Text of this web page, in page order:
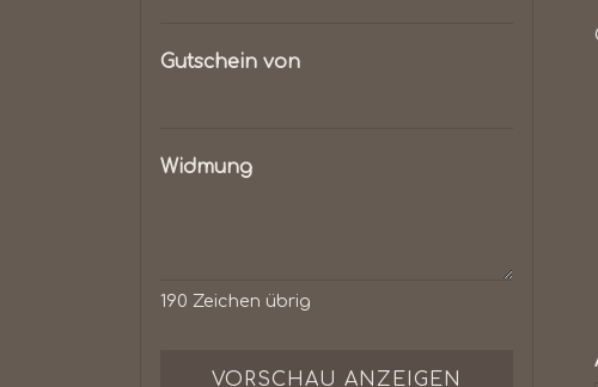
Gutschein von
Widmung
190 Zeichen übrig
VORSCHAU ANZEIGEN